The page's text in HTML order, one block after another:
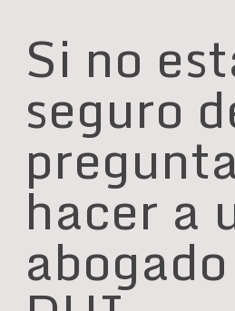
Si no
seguro
hacer a